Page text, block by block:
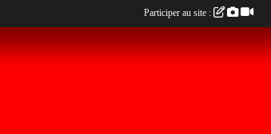
Participer au site :